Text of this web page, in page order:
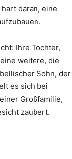
daran, eine
Ihre Tochter,
weitere, die
Sohn, der
es sich bei
Großfamilie,
zaubert.